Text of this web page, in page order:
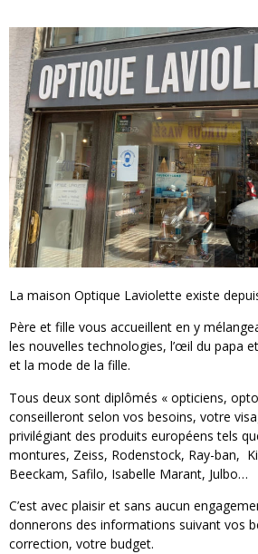
La maison Optique Laviolette existe
Père et fille vous accueillent en y
les nouvelles technologies, l’œil du papa
et la mode de la fille.
Tous deux sont diplômés « opticiens,
conseilleront selon vos besoins, votre
privilégiant des produits européens tels
montures, Zeiss, Rodenstock, Ray-ban,
Beeckam, Safilo, Isabelle Marant, Julbo…
C’est avec plaisir et sans aucun
donnerons des informations suivant vos
correction, votre budget.